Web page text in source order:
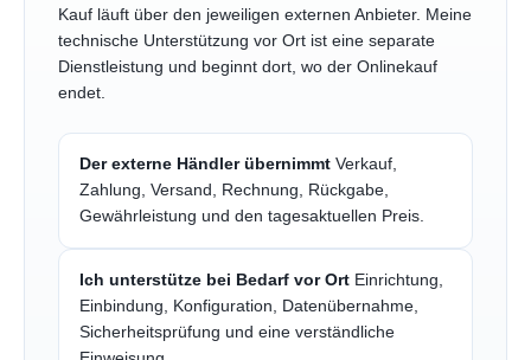
Kauf läuft über den jeweiligen externen Anbieter. Meine
technische Unterstützung vor Ort ist eine separate
Dienstleistung und beginnt dort, wo der Onlinekauf
endet.
Der externe Händler übernimmt Verkauf,
Zahlung, Versand, Rechnung, Rückgabe,
Gewährleistung und den tagesaktuellen Preis.
Ich unterstütze bei Bedarf vor Ort Einrichtung,
Einbindung, Konfiguration, Datenübernahme,
Sicherheitsprüfung und eine verständliche